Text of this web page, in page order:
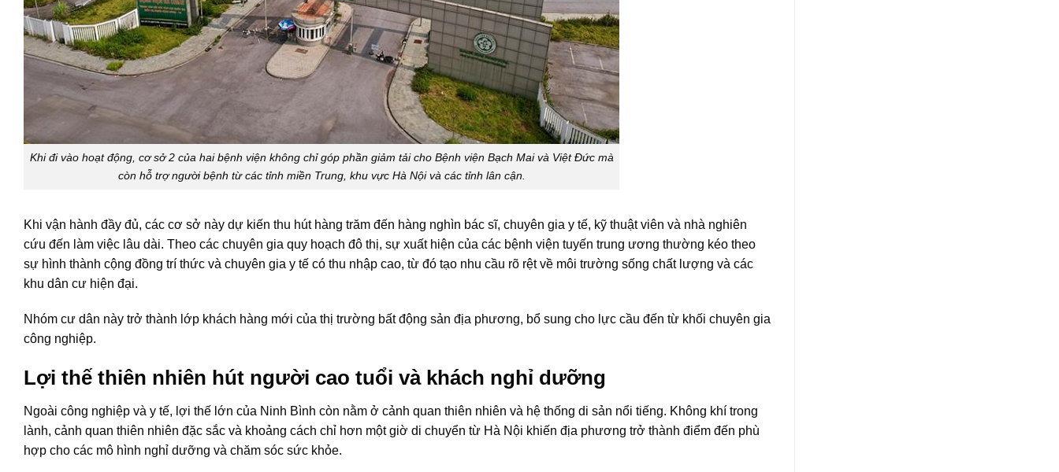
Khi đi vào hoạt động, cơ sở 2 của hai bệnh viện không chỉ góp phần giảm tải cho Bệnh viện Bạch Mai và Việt Đức mà
còn hỗ trợ người bệnh từ các tỉnh miền Trung, khu vực Hà Nội và các tỉnh lân cận.
Khi vận hành đầy đủ, các cơ sở này dự kiến thu hút hàng trăm đến hàng nghìn bác sĩ, chuyên gia y tế, kỹ thuật viên và nhà nghiên
cứu đến làm việc lâu dài. Theo các chuyên gia quy hoạch đô thị, sự xuất hiện của các bệnh viện tuyến trung ương thường kéo theo
sự hình thành cộng đồng trí thức và chuyên gia y tế có thu nhập cao, từ đó tạo nhu cầu rõ rệt về môi trường sống chất lượng và các
khu dân cư hiện đại.
Nhóm cư dân này trở thành lớp khách hàng mới của thị trường bất động sản địa phương, bổ sung cho lực cầu đến từ khối chuyên gia
công nghiệp.
Lợi thế thiên nhiên hút người cao tuổi và khách nghỉ dưỡng
Ngoài công nghiệp và y tế, lợi thế lớn của Ninh Bình còn nằm ở cảnh quan thiên nhiên và hệ thống di sản nổi tiếng. Không khí trong
lành, cảnh quan thiên nhiên đặc sắc và khoảng cách chỉ hơn một giờ di chuyển từ Hà Nội khiến địa phương trở thành điểm đến phù
hợp cho các mô hình nghỉ dưỡng và chăm sóc sức khỏe.